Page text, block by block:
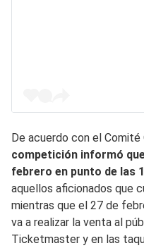
De acuerdo con el Comité
competición informó
febrero en punto de las
aquellos aficionados que
mientras que el 27 de
va a realizar la venta al
Ticketmaster y en las